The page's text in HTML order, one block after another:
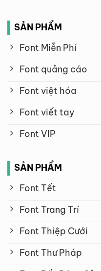
SẢN PHẨM
Font Miễn Phí
Font quảng cáo
Font việt hóa
Font viết tay
Font VIP
SẢN PHẨM
Font Tết
Font Trang Trí
Font Thiệp Cưới
Font Thư Pháp